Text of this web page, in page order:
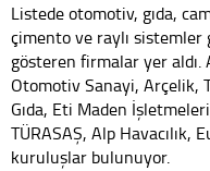
Listede otomotiv, gıda,
çimento ve raylı
gösteren firmalar yer aldı.
Otomotiv Sanayi, Arçelik,
Gıda, Eti Maden
TÜRASAŞ, Alp Havacılık,
kuruluşlar bulunuyor.